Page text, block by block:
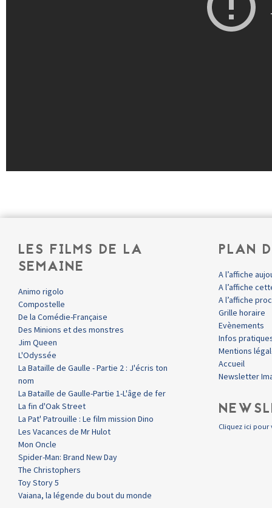
LES FILMS DE LA
SEMAINE
Animo rigolo
Compostelle
De la Comédie-Française
Des Minions et des monstres
Jim Queen
L'Odyssée
La Bataille de Gaulle - Partie 2 : J'écris ton
nom
La Bataille de Gaulle-Partie 1-L'âge de fer
La fin d'Oak Street
La Pat' Patrouille : Le film mission Dino
Les Vacances de Mr Hulot
Mon Oncle
Spider-Man: Brand New Day
The Christophers
Toy Story 5
Vaiana, la légende du bout du monde
PLAN
A l’affiche
A l’affiche
A l’affiche
Grille horaire
Evènements
Infos
Mentions
Accueil
Newsletter
Cliquez ici pour